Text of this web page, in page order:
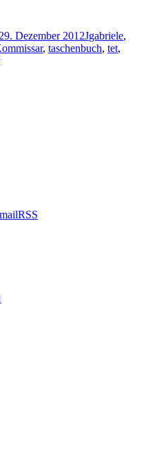
Dezember 2012Jgabriele,
, taschenbuch, tet,
zu
RSS